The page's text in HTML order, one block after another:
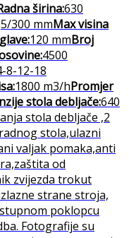
širina:630
300 mmMax visina
120 mmBroj
4500
8-12-18
1800 m3/hPromjer
stola debljače:640
stola debljače ,2
stola,ulazni
valjak pomaka,anti
od
zvijezda trokut
strane stroja,
poklopcu
Fotografije su